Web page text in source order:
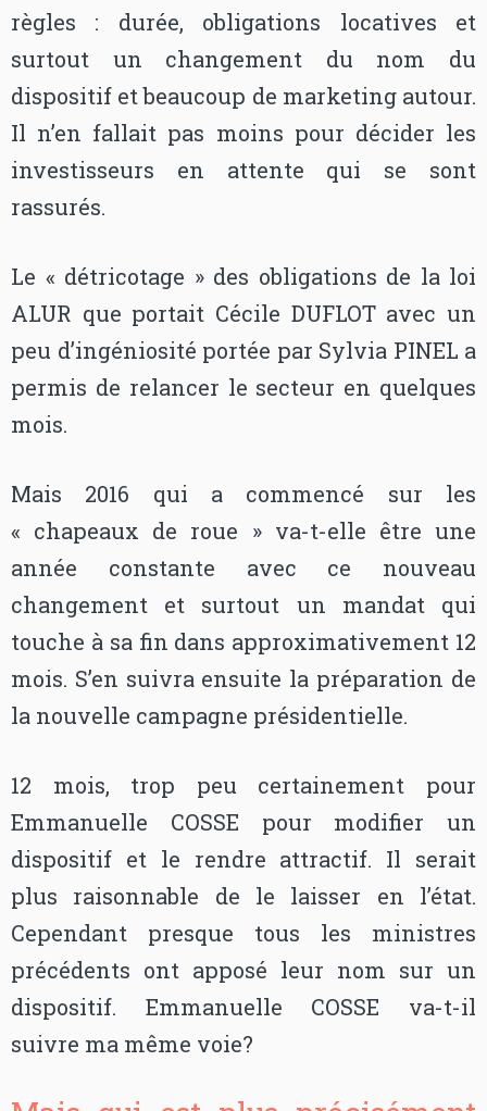
règles : durée, obligations locatives et
surtout un changement du nom du
dispositif et beaucoup de marketing autour.
Il n’en fallait pas moins pour décider les
investisseurs en attente qui se sont
rassurés.
Le « détricotage » des obligations de la loi
ALUR que portait Cécile DUFLOT avec un
peu d’ingéniosité portée par Sylvia PINEL a
permis de relancer le secteur en quelques
mois.
Mais 2016 qui a commencé sur les
« chapeaux de roue » va-t-elle être une
année constante avec ce nouveau
changement et surtout un mandat qui
touche à sa fin dans approximativement 12
mois. S’en suivra ensuite la préparation de
la nouvelle campagne présidentielle.
12 mois, trop peu certainement pour
Emmanuelle COSSE pour modifier un
dispositif et le rendre attractif. Il serait
plus raisonnable de le laisser en l’état.
Cependant presque tous les ministres
précédents ont apposé leur nom sur un
dispositif. Emmanuelle COSSE va-t-il
suivre ma même voie?